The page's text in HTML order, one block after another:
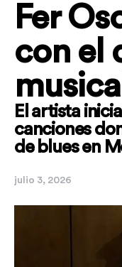
Fer
con el
El artista
canciones
de blues en
julio 3, 2026